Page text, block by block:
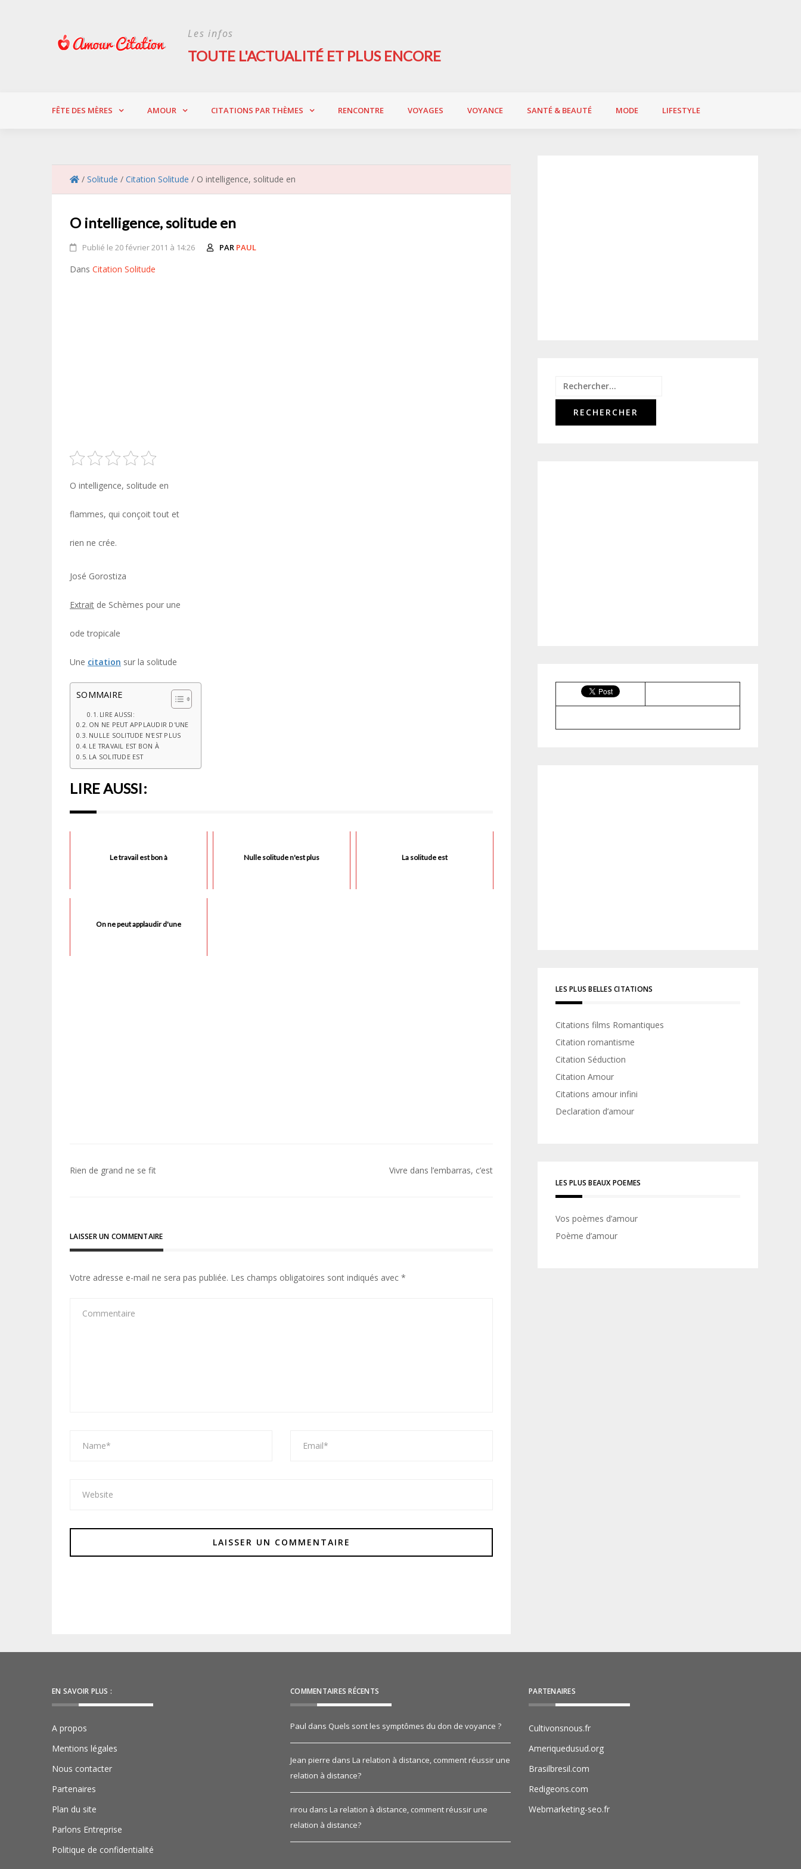
Les infos
TOUTE L'ACTUALITÉ ET PLUS ENCORE
FÊTE DES MÈRES AMOUR CITATIONS PAR THÈMES RENCONTRE VOYAGES VOYANCE SANTÉ & BEAUTÉ MODE LIFESTYLE
/ Solitude / Citation Solitude / O intelligence, solitude en
O intelligence, solitude en
Publié le 20 février 2011 à 14:26 PAR PAUL
Dans Citation Solitude
O intelligence, solitude en
flammes, qui conçoit tout et
rien ne crée.
José Gorostiza
Extrait de Schèmes pour une
ode tropicale
Une citation sur la solitude
SOMMAIRE
LIRE AUSSI:
ON NE PEUT APPLAUDIR D'UNE
NULLE SOLITUDE N'EST PLUS
LE TRAVAIL EST BON À
LA SOLITUDE EST
LIRE AUSSI:
Le travail est bon à Nulle solitude n'est plus La solitude est
On ne peut applaudir d'une
Navigation
Rien de grand ne se fit Vivre dans l’embarras, c’est
LAISSER UN COMMENTAIRE
Votre adresse e-mail ne sera pas publiée. Les champs obligatoires sont indiqués avec *
Rechercher :
LES PLUS BELLES CITATIONS
Citations films Romantiques
Citation romantisme
Citation Séduction
Citation Amour
Citations amour infini
Declaration d’amour
LES PLUS BEAUX POEMES
Vos poèmes d’amour
Poème d’amour
EN SAVOIR PLUS :
A propos
Mentions légales
Nous contacter
Partenaires
Plan du site
Parlons Entreprise
Politique de confidentialité
COMMENTAIRES RÉCENTS
Paul dans Quels sont les symptômes du don de voyance ?
Jean pierre dans La relation à distance, comment réussir une
relation à distance?
rirou dans La relation à distance, comment réussir une
relation à distance?
PARTENAIRES
Cultivonsnous.fr
Ameriquedusud.org
Brasilbresil.com
Redigeons.com
Webmarketing-seo.fr